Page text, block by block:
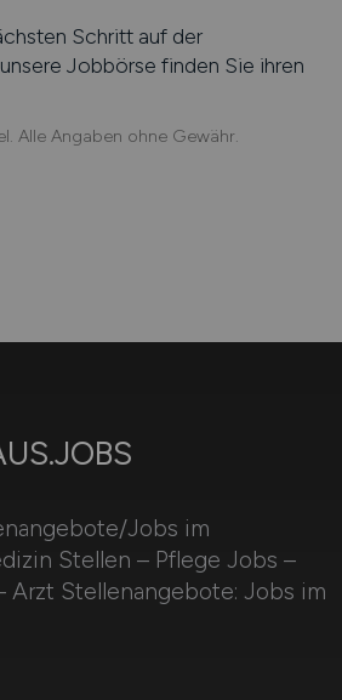
Schritt auf der
Jobbörse finden Sie ihren
Alle Angaben ohne Gewähr.
Jobs im
Stellen – Pflege Jobs –
Arzt Stellenangebote: Jobs im